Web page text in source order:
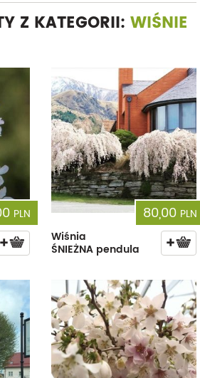
Z KATEGORII: WIŚNIE
PLN
80,00 PLN
Wiśnia
ŚNIEŻNA pendula